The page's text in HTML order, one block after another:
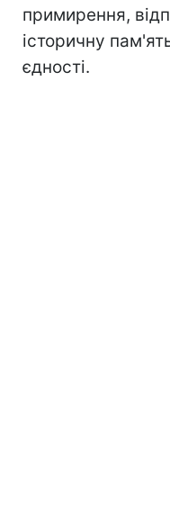
примирення,
історичну
єдності.